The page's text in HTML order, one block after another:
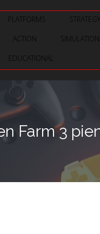
PLATFORMS STRATEGY
ACTION SIMULATION
EDUCATIONAL
Farm 3